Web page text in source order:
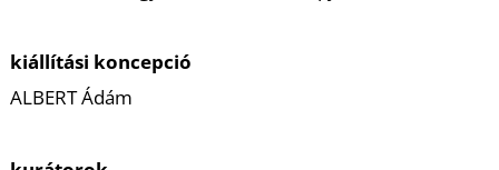
kiállítási koncepció
ALBERT Ádám